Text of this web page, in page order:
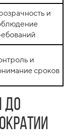
и
и
сроков
до